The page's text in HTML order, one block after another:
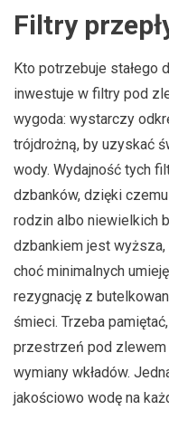
Filtry
Kto potrzebuje stałego
inwestuje w filtry pod
wygoda: wystarczy
trójdrożną, by uzyskać
wody. Wydajność tych
dzbanków, dzięki
rodzin albo niewielkich
dzbankiem jest
choć minimalnych
rezygnację z
śmieci. Trzeba
przestrzeń pod zlewem
wymiany wkładów.
jakościowo wodę na